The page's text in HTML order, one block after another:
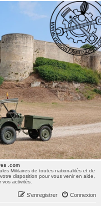
Militaires de toutes nationalités et de
disposition pour vous venir en aide,
.com
Militaires de toutes nationalités et de
disposition pour vous venir en aide,
vos activités.
Connexion
S’enregistrer